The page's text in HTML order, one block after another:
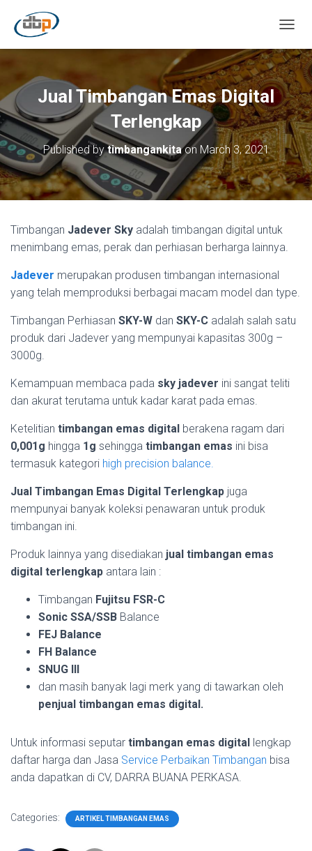
Jual Timbangan Emas Digital
Terlengkap
Published bytimbangankitaon March 3, 2021
Timbangan Jadever Sky adalah timbangan digital untuk
menimbang emas, perak dan perhiasan berharga lainnya.
Jadever merupakan produsen timbangan internasional
yang telah memproduksi berbagai macam model dan type.
Timbangan Perhiasan SKY-W dan SKY-C adalah salah satu
produk dari Jadever yang mempunyai kapasitas 300g –
3000g.
Kemampuan membaca pada sky jadever ini sangat teliti
dan akurat terutama untuk kadar karat pada emas.
Ketelitian timbangan emas digital berakena ragam dari
0,001g hingga 1g sehingga timbangan emas ini bisa
termasuk kategori high precision balance.
Jual Timbangan Emas Digital Terlengkap juga
mempunyai banyak koleksi penawaran untuk produk
timbangan ini.
Produk lainnya yang disediakan jual timbangan emas
digital terlengkap antara lain :
Timbangan Fujitsu FSR-C
Sonic SSA/SSB Balance
FEJ Balance
FH Balance
SNUG III
dan masih banyak lagi merk yang di tawarkan oleh
penjual timbangan emas digital.
Untuk informasi seputar timbangan emas digital lengkap
daftar harga dan Jasa Service Perbaikan Timbangan bisa
anda dapatkan di CV, DARRA BUANA PERKASA.
Categories: ARTIKEL TIMBANGAN EMAS